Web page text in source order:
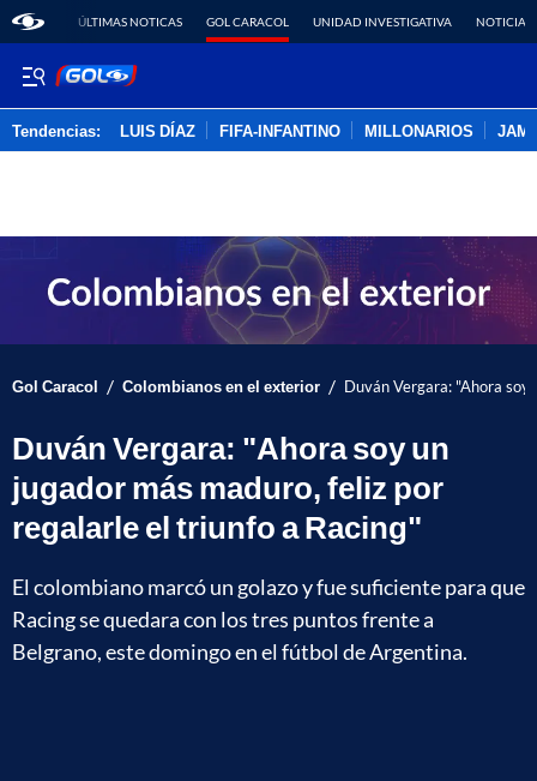
ÚLTIMAS NOTICAS GOL CARACOL UNIDAD INVESTIGATIVA NOTICIAS
Tendencias: LUIS DÍAZ FIFA-INFANTINO MILLONARIOS
Gol Caracol / Colombianos en el exterior / Duván Vergara: "Ahora
Duván Vergara: "Ahora soy un
jugador más maduro, feliz por
regalarle el triunfo a Racing"
El colombiano marcó un golazo y fue suficiente para que
Racing se quedara con los tres puntos frente a
Belgrano, este domingo en el fútbol de Argentina.